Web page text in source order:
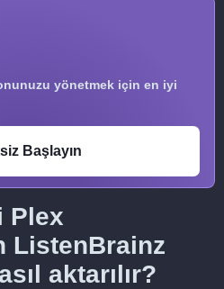
yönetmek için en iyi
Başlayın
Plex
ListenBrainz
aktarılır?